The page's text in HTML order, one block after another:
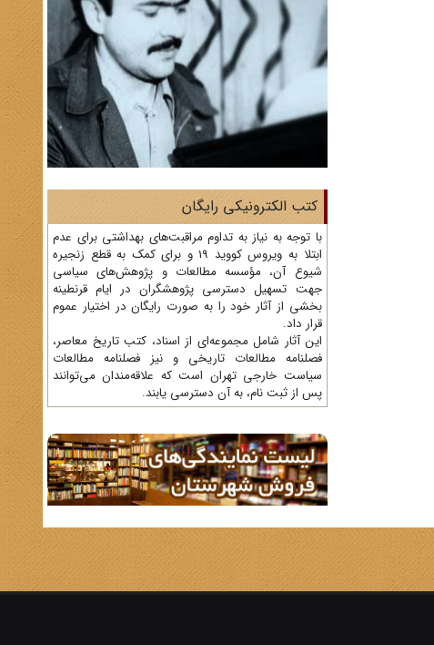
کتب الکترونیکی رایگان
با توجه به نیاز به تداوم مراقبت‌های بهداشتی برای عدم
ابتلا به ویروس کووید 19 و برای کمک به قطع زنجیره
شیوع آن، مؤسسه مطالعات و پژوهش‌های سیاسی
جهت تسهیل دسترسی پژوهشگران در ایام قرنطینه
بخشی از آثار خود را به صورت رایگان در اختیار عموم
قرار داد.
این آثار شامل مجموعه‌ای از اسناد، کتب تاریخ معاصر،
فصلنامه‌ مطالعات تاریخی و نیز فصلنامه مطالعات
سیاست خارجی تهران است که علاقه‌مندان می‌توانند
پس از ثبت نام، به آن دسترسی یابند.